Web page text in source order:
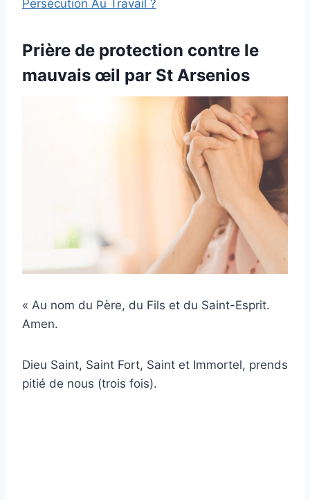
Persécution Au Travail ?
Prière de protection contre le
mauvais œil par St Arsenios
« Au nom du Père, du Fils et du Saint-Esprit.
Amen.
Dieu Saint, Saint Fort, Saint et Immortel, prends
pitié de nous (trois fois).